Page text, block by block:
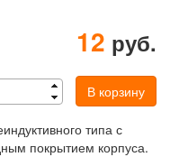
типа с
покрытием корпуса.
12 руб.
В корзину